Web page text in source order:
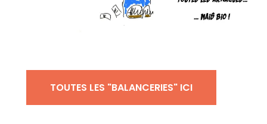
TOUTES LES "BALANCERIES" ICI